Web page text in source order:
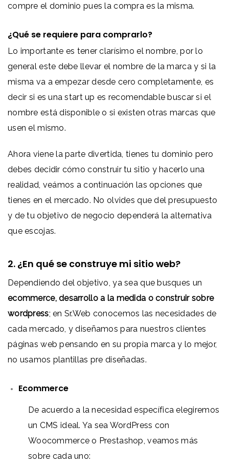
compre el dominio pues la compra es la misma.
¿Qué se requiere para comprarlo?
Lo importante es tener clarísimo el nombre, por lo
general este debe llevar el nombre de la marca y si la
misma va a empezar desde cero completamente, es
decir si es una start up es recomendable buscar si el
nombre está disponible o si existen otras marcas que
usen el mismo.
Ahora viene la parte divertida, tienes tu dominio pero
debes decidir cómo construir tu sitio y hacerlo una
realidad, veámos a continuación las opciones que
tienes en el mercado. No olvides que del presupuesto
y de tu objetivo de negocio dependerá la alternativa
que escojas.
2. ¿En qué se construye mi sitio web?
Dependiendo del objetivo, ya sea que busques un
ecommerce, desarrollo a la medida o construir sobre
wordpress; en Sr.Web conocemos las necesidades de
cada mercado, y diseñamos para nuestros clientes
páginas web pensando en su propia marca y lo mejor,
no usamos plantillas pre diseñadas.
Ecommerce
De acuerdo a la necesidad específica elegiremos
un CMS ideal. Ya sea WordPress con
Woocommerce o Prestashop, veamos más
sobre cada uno: